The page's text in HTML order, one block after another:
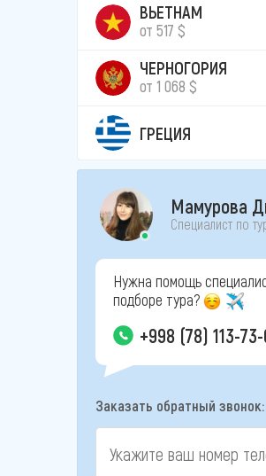
ВЬЕТНАМ
от 517 $
ЧЕРНОГОРИЯ
от 1 068 $
ГРЕЦИЯ
Мамурова
Специалист по
Нужна помощь
подборе тура?
+998 (78) 113-
Заказать обратный звонок: